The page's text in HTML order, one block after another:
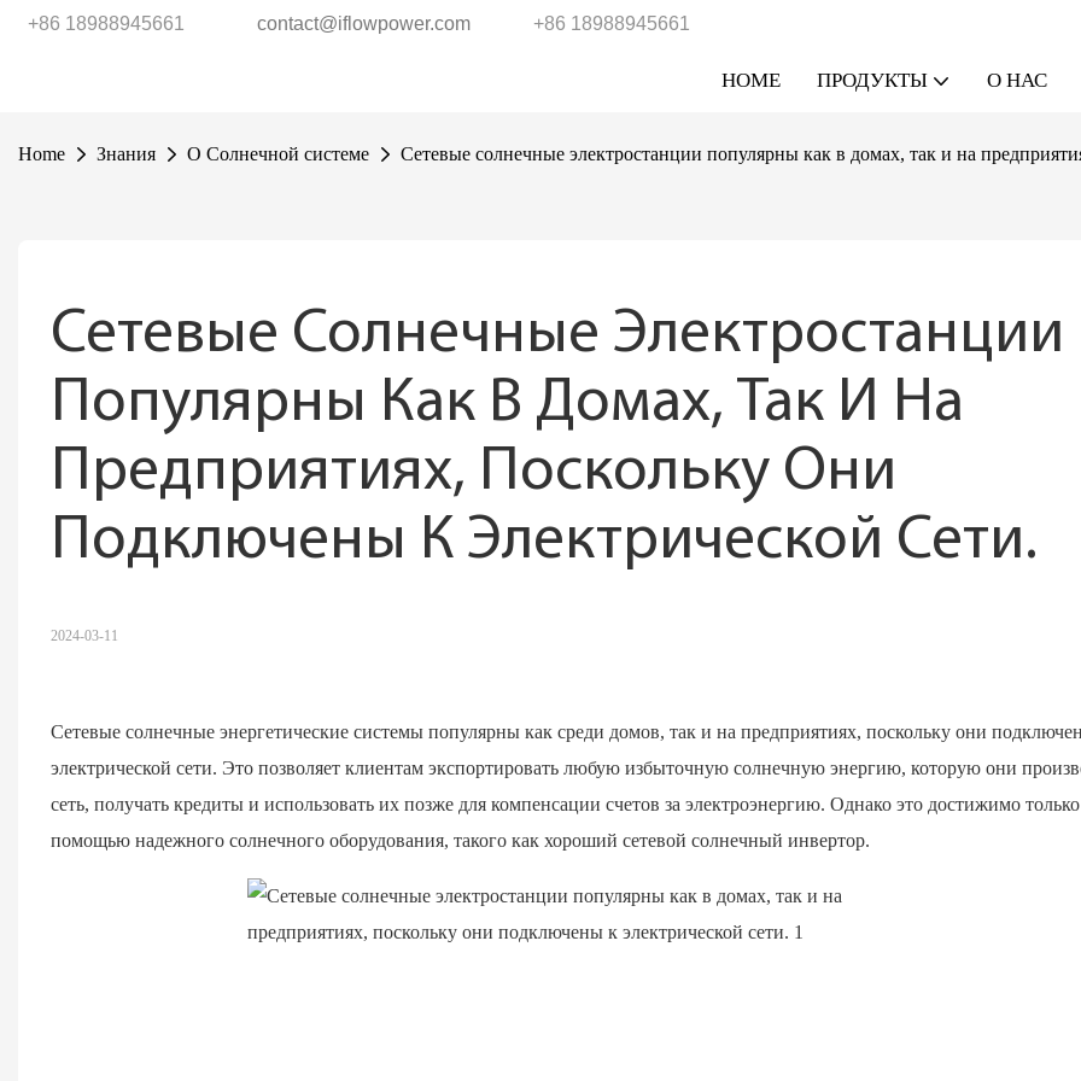
+86 18988945661 contact@iflowpower.com +86 18988945661
HOME ПРОДУКТЫ О НАС
Home Знания О Солнечной системе Сетевые солнечные электростанции популярны как в домах, так и на
Сетевые Солнечные Электростанции
Популярны Как В Домах, Так И На
Предприятиях, Поскольку Они
Подключены К Электрической Сети.
2024-03-11
Сетевые солнечные энергетические системы популярны как среди домов, так и на предприятиях, поскольку они
электрической сети. Это позволяет клиентам экспортировать любую избыточную солнечную энергию, которую они
сеть, получать кредиты и использовать их позже для компенсации счетов за электроэнергию. Однако это достижимо
помощью надежного солнечного оборудования, такого как хороший сетевой солнечный инвертор.